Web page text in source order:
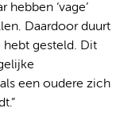
‘vage’
Daardoor duurt
hebt gesteld. Dit
een oudere zich